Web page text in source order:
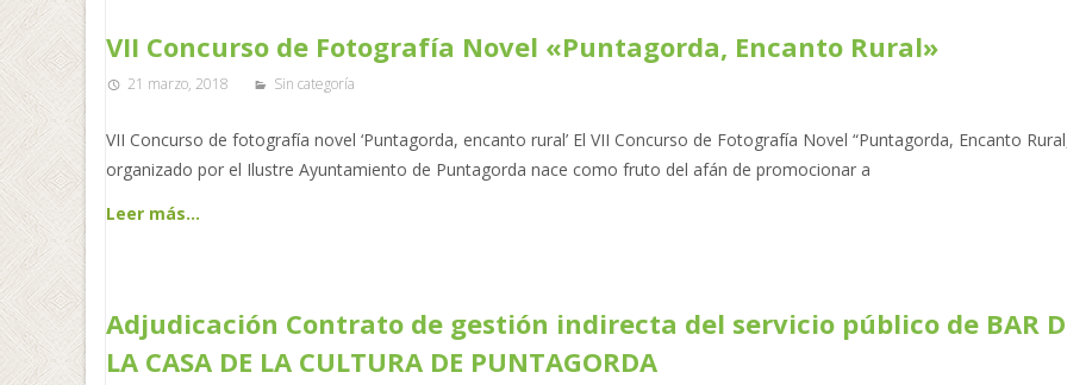
VII Concurso de Fotografía Novel «Puntagorda, Encanto Rural»
21 marzo, 2018 Sin categoría
VII Concurso de fotografía novel ‘Puntagorda, encanto rural’ El VII Concurso de Fotografía Novel “Puntagorda, Encanto
organizado por el Ilustre Ayuntamiento de Puntagorda nace como fruto del afán de promocionar a
Leer más…
Adjudicación Contrato de gestión indirecta del servicio público de BAR
LA CASA DE LA CULTURA DE PUNTAGORDA